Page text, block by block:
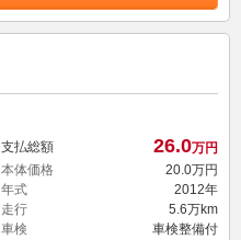
支払総額 26.0万円
本体価格
20. 0万円
年式
2012年
走行
5.6万km
車検
車検整備付